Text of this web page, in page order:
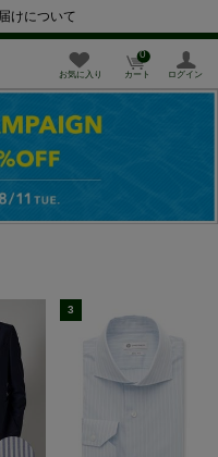
けについて
お気に入り カート
0
ログイン
3